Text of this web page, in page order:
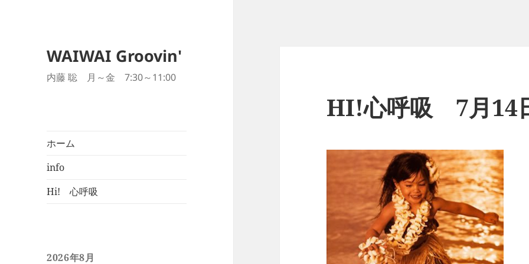
WAIWAI Groovin'
内藤 聡 月～金 7:30～11:00
ホーム
info
Hi! 心呼吸
2026年8月
HI!心呼吸 7月14